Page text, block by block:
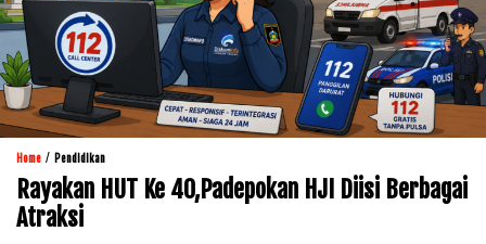
Home / Pendidikan
Rayakan HUT Ke 40,Padepokan HJI Diisi Berbagai
Atraksi